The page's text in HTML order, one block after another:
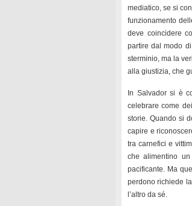
mediatico, se si
funzionamento
deve coincidere
partire dal modo
sterminio, ma la
alla giustizia, che
In Salvador si è
celebrare come
storie. Quando si
capire e
tra carnefici e
che alimentino
pacificante. Ma
perdono richiede
l’altro da sé.